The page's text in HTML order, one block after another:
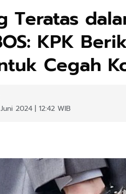
Teratas
KPK
Cegah
2024 | 12:42 WIB